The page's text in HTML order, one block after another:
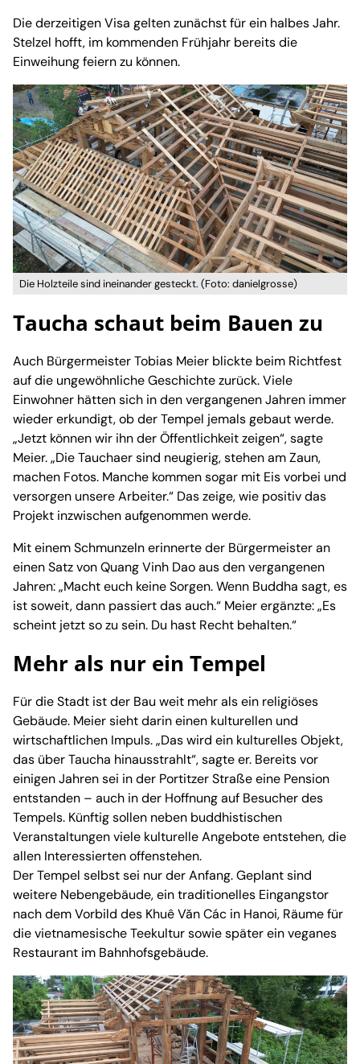
Die derzeitigen Visa gelten zunächst für ein halbes Jahr.
Stelzel hofft, im kommenden Frühjahr bereits die
Einweihung feiern zu können.
Die Holzteile sind ineinander gesteckt. (Foto: danielgrosse)
Taucha schaut beim Bauen zu
Auch Bürgermeister Tobias Meier blickte beim Richtfest
auf die ungewöhnliche Geschichte zurück. Viele
Einwohner hätten sich in den vergangenen Jahren immer
wieder erkundigt, ob der Tempel jemals gebaut werde.
„Jetzt können wir ihn der Öffentlichkeit zeigen“, sagte
Meier. „Die Tauchaer sind neugierig, stehen am Zaun,
machen Fotos. Manche kommen sogar mit Eis vorbei und
versorgen unsere Arbeiter.“ Das zeige, wie positiv das
Projekt inzwischen aufgenommen werde.
Mit einem Schmunzeln erinnerte der Bürgermeister an
einen Satz von Quang Vinh Dao aus den vergangenen
Jahren: „Macht euch keine Sorgen. Wenn Buddha sagt, es
ist soweit, dann passiert das auch.“ Meier ergänzte: „Es
scheint jetzt so zu sein. Du hast Recht behalten.“
Mehr als nur ein Tempel
Für die Stadt ist der Bau weit mehr als ein religiöses
Gebäude. Meier sieht darin einen kulturellen und
wirtschaftlichen Impuls. „Das wird ein kulturelles Objekt,
das über Taucha hinausstrahlt“, sagte er. Bereits vor
einigen Jahren sei in der Portitzer Straße eine Pension
entstanden – auch in der Hoffnung auf Besucher des
Tempels. Künftig sollen neben buddhistischen
Veranstaltungen viele kulturelle Angebote entstehen, die
allen Interessierten offenstehen.
Der Tempel selbst sei nur der Anfang. Geplant sind
weitere Nebengebäude, ein traditionelles Eingangstor
nach dem Vorbild des Khuê Văn Các in Hanoi, Räume für
die vietnamesische Teekultur sowie später ein veganes
Restaurant im Bahnhofsgebäude.